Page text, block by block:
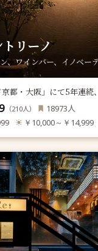
リーノ
、ワインバー、イノベー
京都・大阪」にて5年連続
（210人） 18973人
￥10,000～￥14,999